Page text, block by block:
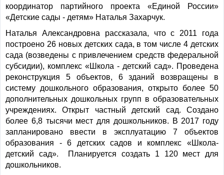
координатор партийного проекта «Единой России»
«Детские сады - детям» Наталья Захарчук.
Наталья Александровна рассказала, что с 2011 года
построено 26 новых детских сада, в том числе 4 детских
сада (возведены с привлечением средств федеральной
субсидии), комплекс «Школа - детский сад». Проведена
реконструкция 5 объектов, 6 зданий возвращены в
систему дошкольного образования, открыто более 50
дополнительных дошкольных групп в образовательных
учреждениях. Открыт частный детский сад. Создано
более 6,8 тысячи мест для дошкольников. В 2017 году
запланировано ввести в эксплуатацию 7 объектов
образования - 6 детских садов и комплекс «Школа-
детский сад». Планируется создать 1 120 мест для
дошкольников.